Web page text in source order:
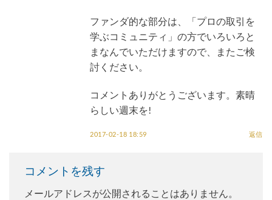
ファンダ的な部分は、「プロの取引を
学ぶコミュニティ」の方でいろいろと
まなんでいただけますので、またご検
討ください。
コメントありがとうございます。素晴
らしい週末を!
2017-02-18 18:59 返信
コメントを残す
メールアドレスが公開されることはありません。